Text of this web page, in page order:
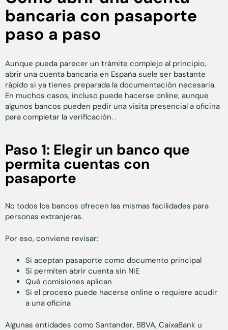
bancaria con pasaporte
paso a paso
Aunque pueda parecer un trámite complejo al principio,
abrir una cuenta bancaria en España suele ser bastante
rápido si ya tienes preparada la documentación necesaria.
En muchos casos, incluso puede hacerse online, aunque
algunos bancos pueden pedir una visita presencial a oficina
para completar la verificación. .
Paso 1: Elegir un banco que
permita cuentas con
pasaporte
No todos los bancos ofrecen las mismas facilidades para
personas extranjeras.
Por eso, conviene revisar:
Si aceptan pasaporte como documento principal
Si permiten abrir cuenta sin NIE
Qué comisiones aplican
Si el proceso puede hacerse online o requiere acudir
a una oficina
Algunas entidades como Santander, BBVA, CaixaBank u